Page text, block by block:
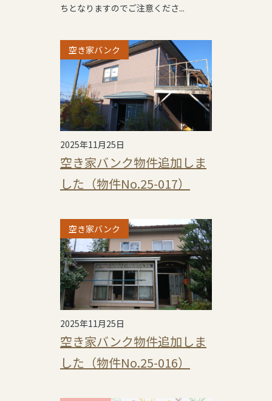
ちとなりますのでご注意くださ...
空き家バンク
2025年11月25日
空き家バンク物件追加しま
した（物件No.25-017）
空き家バンク
2025年11月25日
空き家バンク物件追加しま
した（物件No.25-016）